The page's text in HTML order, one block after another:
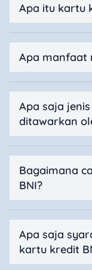
Apa itu kartu
Apa manfaat
Apa saja
ditawarkan
Bagaimana
BNI?
Apa saja
kartu kredit